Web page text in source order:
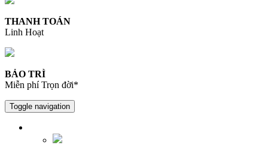
THANH TOÁN
Linh Hoạt
BẢO TRÌ
Miễn phí Trọn đời*
Toggle navigation